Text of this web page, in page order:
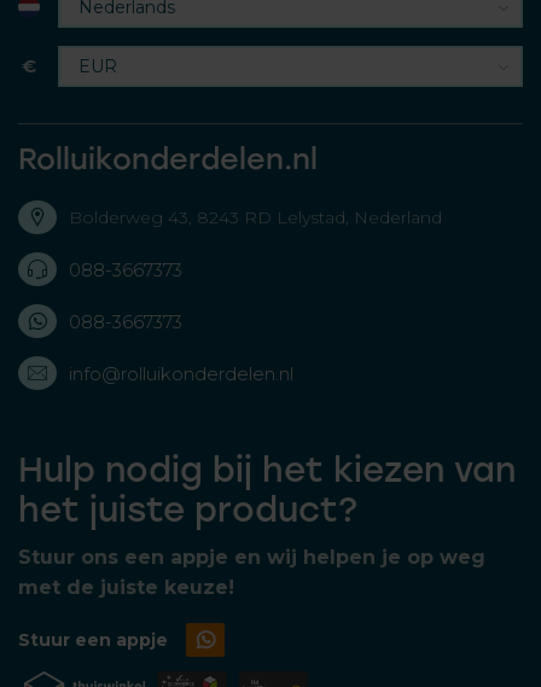
€
Rolluikonderdelen.nl
Bolderweg 43, 8243 RD Lelystad, Nederland
088-3667373
088-3667373
info@rolluikonderdelen.nl
Hulp nodig bij het kiezen van
het juiste product?
Stuur ons een appje en wij helpen je op weg
met de juiste keuze!
Stuur een appje